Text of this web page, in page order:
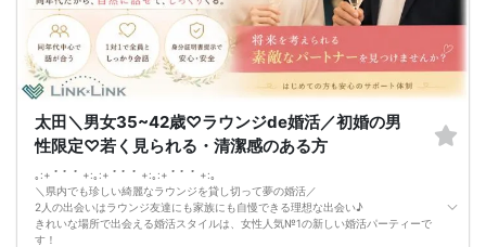
うか…
太田＼男女35~42歳♡ラウンジde婚活／初婚の男
性限定♡若く見られる・清潔感のある方
｡:+ ﾟ ゜ﾟ +:｡:+ ﾟ ゜ﾟ +:｡:+ ﾟ ゜ﾟ +:｡
＼県内でも珍しい綺麗なラウンジを貸し切って夢の婚活／
2人の出会いはラウンジ友達にも家族にも自慢できる理想な出会い♪
きれいな場所で出会える婚活スタイルは、女性人気№1の新しい婚活パーティーで
す！